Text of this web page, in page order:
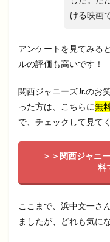
ける映画
アンケートを見てみる
ルの評価も高いです！
関西ジャニーズJr.のお
った方は、こちらに無
で、チェックして見て
＞＞関西ジャニ
料
ここまで、浜中文一さ
ましたが、どれも気に